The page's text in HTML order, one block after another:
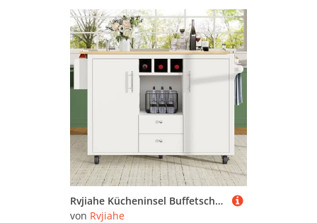
Rvjiahe Kücheninsel Buffetschrank 120 x 73 (45) x 92 cm Küchenschrank Küchenwagen und klappbarer Arbeitsplatte mit Handtuchhalter Gewürzregal Türregal Weinregal und verstellbaren Einlegeböden (weiß)
von Rvjiahe